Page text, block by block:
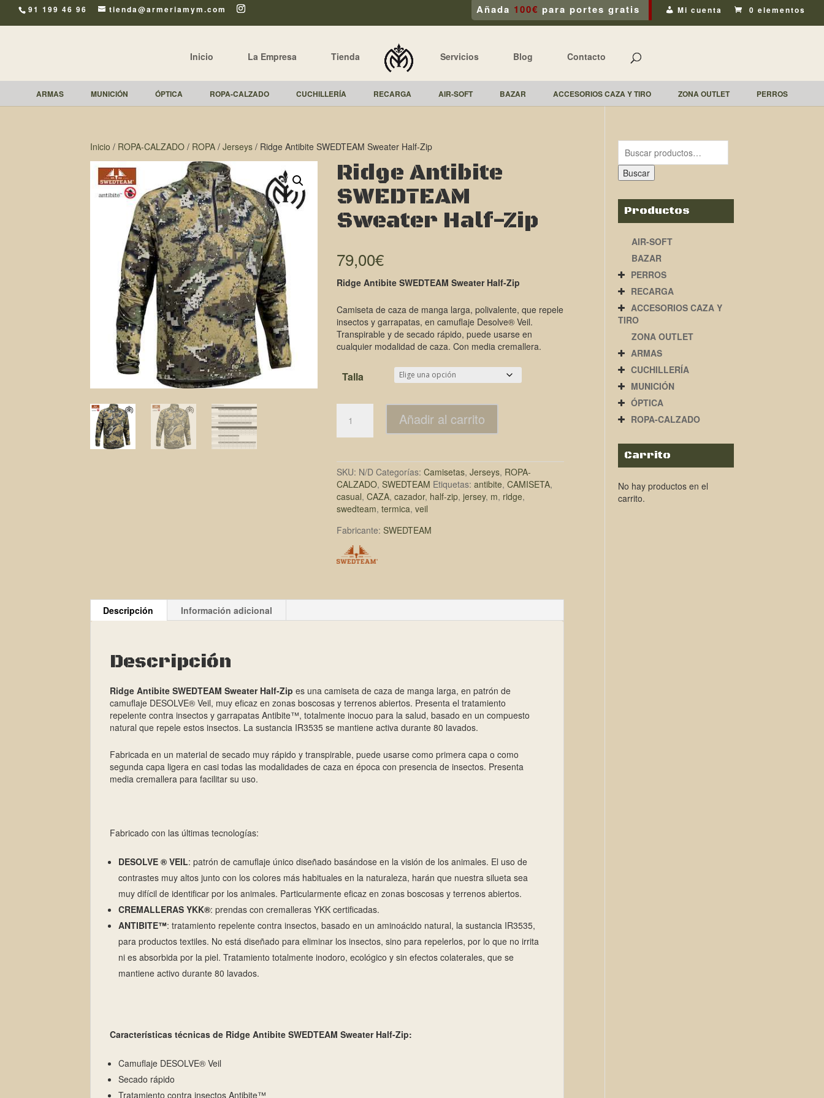
91 199 46 96 tienda@armeriamym.com Añada 100€ para portes gratis Mi cuenta 0 elementos
Inicio La Empresa Tienda Servicios Blog Contacto
ARMAS MUNICIÓN ÓPTICA ROPA-CALZADO CUCHILLERÍA RECARGA AIR-SOFT BAZAR ACCESORIOS CAZA Y TIRO ZONA OUTLET PERROS
Inicio / ROPA-CALZADO / ROPA / Jerseys / Ridge Antibite SWEDTEAM Sweater Half-Zip
Ridge Antibite
SWEDTEAM
Sweater Half-Zip
79,00€
Ridge Antibite SWEDTEAM Sweater Half-Zip
Camiseta de caza de manga larga, polivalente, que repele
insectos y garrapatas, en camuflaje Desolve® Veil.
Transpirable y de secado rápido, puede usarse en
cualquier modalidad de caza. Con media cremallera.
Talla
Añadir al carrito
SKU: N/D Categorías: Camisetas, Jerseys, ROPA-
CALZADO, SWEDTEAM Etiquetas: antibite, CAMISETA,
casual, CAZA, cazador, half-zip, jersey, m, ridge,
swedteam, termica, veil
Fabricante: SWEDTEAM
Descripción Información adicional
Descripción
Ridge Antibite SWEDTEAM Sweater Half-Zip es una camiseta de caza de manga larga, en patrón de
camuflaje DESOLVE® Veil, muy eficaz en zonas boscosas y terrenos abiertos. Presenta el tratamiento
repelente contra insectos y garrapatas Antibite™, totalmente inocuo para la salud, basado en un compuesto
natural que repele estos insectos. La sustancia IR3535 se mantiene activa durante 80 lavados.
Fabricada en un material de secado muy rápido y transpirable, puede usarse como primera capa o como
segunda capa ligera en casi todas las modalidades de caza en época con presencia de insectos. Presenta
media cremallera para facilitar su uso.
Fabricado con las últimas tecnologías:
DESOLVE ® VEIL: patrón de camuflaje único diseñado basándose en la visión de los animales. El uso de
contrastes muy altos junto con los colores más habituales en la naturaleza, harán que nuestra silueta sea
muy difícil de identificar por los animales. Particularmente eficaz en zonas boscosas y terrenos abiertos.
CREMALLERAS YKK®: prendas con cremalleras YKK certificadas.
ANTIBITE™: tratamiento repelente contra insectos, basado en un aminoácido natural, la sustancia IR3535,
para productos textiles. No está diseñado para eliminar los insectos, sino para repelerlos, por lo que no irrita
ni es absorbida por la piel. Tratamiento totalmente inodoro, ecológico y sin efectos colaterales, que se
mantiene activo durante 80 lavados.
Características técnicas de Ridge Antibite SWEDTEAM Sweater Half-Zip:
Camuflaje DESOLVE® Veil
Secado rápido
Tratamiento contra insectos Antibite™
Buscar
Productos
AIR-SOFT
BAZAR
PERROS
RECARGA
ACCESORIOS CAZA Y
TIRO
ZONA OUTLET
ARMAS
CUCHILLERÍA
MUNICIÓN
ÓPTICA
ROPA-CALZADO
Carrito
No hay productos en el
carrito.